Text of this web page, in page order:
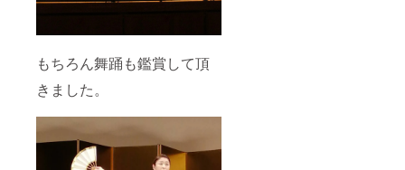
もちろん舞踊も鑑賞して頂
きました。